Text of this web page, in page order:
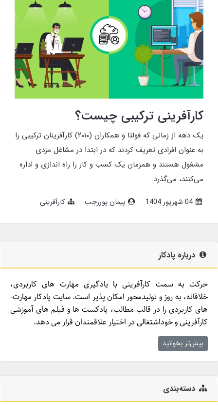
کارآفرینی ترکیبی چیست؟
یک دهه از زمانی که فولتا و همکاران (۲۰۱۰) کارآفرینان ترکیبی را
به عنوان افرادی تعریف کردند که در ابتدا در مشاغل مزدی
مشغول هستند و همزمان یک کسب و کار را راه اندازی و اداره
می‌کنند، می‌گذرد.
04 شهریور 1404 پیمان پوررجب کارآفرینی
درباره پادکار
حرکت به سمت کارآفرینی با یادگیری مهارت­ های کاربردی،
خلاقانه، به روز و تولیدمحور امکان­ پذیر است. سایت پادکار مهارت­
های کاربردی را در قالب مطالب، پادکست­ ها و فیلم ­های آموزشی
کارآفرینی و خوداشتغالی در اختیار علاقمندان قرار می ­دهد.
بیش‌تر بخوانید
دسته‌بندی